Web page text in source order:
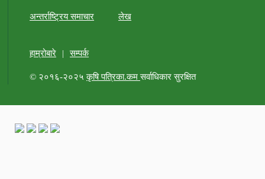
अन्तर्राष्ट्रिय समाचार लेख
हाम्रोबारे | सम्पर्क
© २०१६-२०२५कृषि पत्रिका.कमसर्वाधिकार सुरक्षित